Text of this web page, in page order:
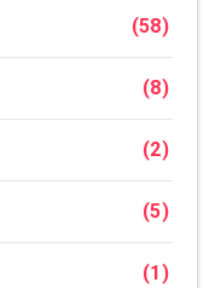
(58)
(8)
(2)
(5)
(1)